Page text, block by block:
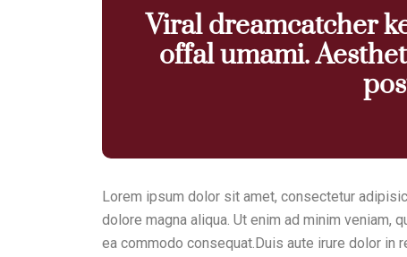
Viral dreamcatcher
offal umami.
Lorem ipsum dolor sit amet, consectetur
dolore magna aliqua. Ut enim ad minim
ea commodo consequat.Duis aute irure dolor